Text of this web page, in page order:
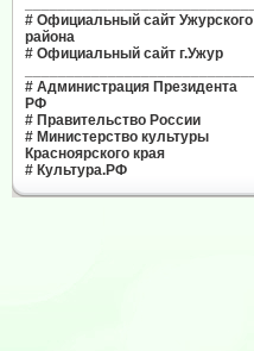
# Официальный сайт Ужурского
района
# Официальный сайт г.Ужур
# Администрация Президента
РФ
# Правительство России
# Министерство культуры
Красноярского края
# Культура.РФ